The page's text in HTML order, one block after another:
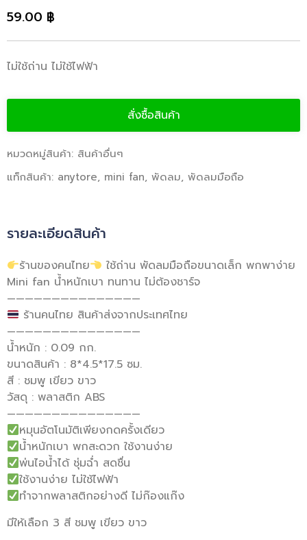
59.00 ฿
ไม่ใช้ถ่าน ไม่ใช้ไฟฟ้า
สั่งซื้อสินค้า
หมวดหมู่สินค้า: สินค้าอื่นๆ
แท็กสินค้า: anytore, mini fan, พัดลม, พัดลมมือถือ
รายละเอียดสินค้า
ร้านของคนไทย
ใช้ถ่าน พัดลมมือถือขนาดเล็ก พกพาง่าย
Mini fan น้ำหนักเบา ทนทาน ไม่ต้องชาร์จ
———————————————
ร้านคนไทย สินค้าส่งจากประเทศไทย
———————————————
น้ำหนัก : 0.09 กก.
ขนาดสินค้า : 8*4.5*17.5 ซม.
สี : ชมพู เขียว ขาว
วัสดุ : พลาสติก ABS
———————————————
หมุนอัตโนมัติเพียงกดครั้งเดียว
น้ำหนักเบา พกสะดวก ใช้งานง่าย
พ่นไอน้ำได้ ชุ่มฉ่ำ สดชื่น
ใช้งานง่าย ไม่ใช้ไฟฟ้า
ทำจากพลาสติกอย่างดี ไม่ก๊องแก๊ง
มีให้เลือก 3 สี ชมพู เขียว ขาว